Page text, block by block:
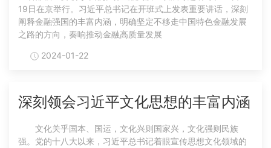
19日在京举行。习近平总书记在开班式上发表重要讲话，深刻
阐释金融强国的丰富内涵，明确坚定不移走中国特色金融发展
之路的方向，奏响推动金融高质量发展
2024-01-22
深刻领会习近平文化思想的丰富内涵
文化关乎国本、国运，文化兴则国家兴，文化强则民族
强。党的十八大以来，习近平总书记着眼宣传思想文化领域的